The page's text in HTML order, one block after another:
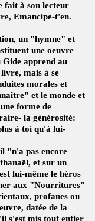
fait à son lecteur
Emancipe-t'en.
un "hymne" et
une oeuvre
apprend au
mais à se
morales et
et le monde et
forme de
la générosité:
à toi qu'à lui-
"n'a pas encore
et sur un
lui-même le héros
aux "Nourritures"
profanes ou
datée de la
s'est mis tout entier